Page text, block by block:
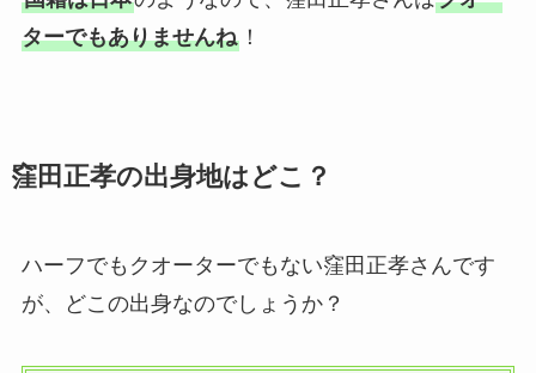
ターでもありませんね！
窪田正孝の出身地はどこ？
ハーフでもクオーターでもない窪田正孝さんです
が、どこの出身なのでしょうか？